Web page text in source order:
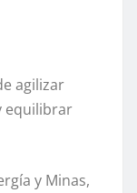
agilizar
equilibrar
y Minas,